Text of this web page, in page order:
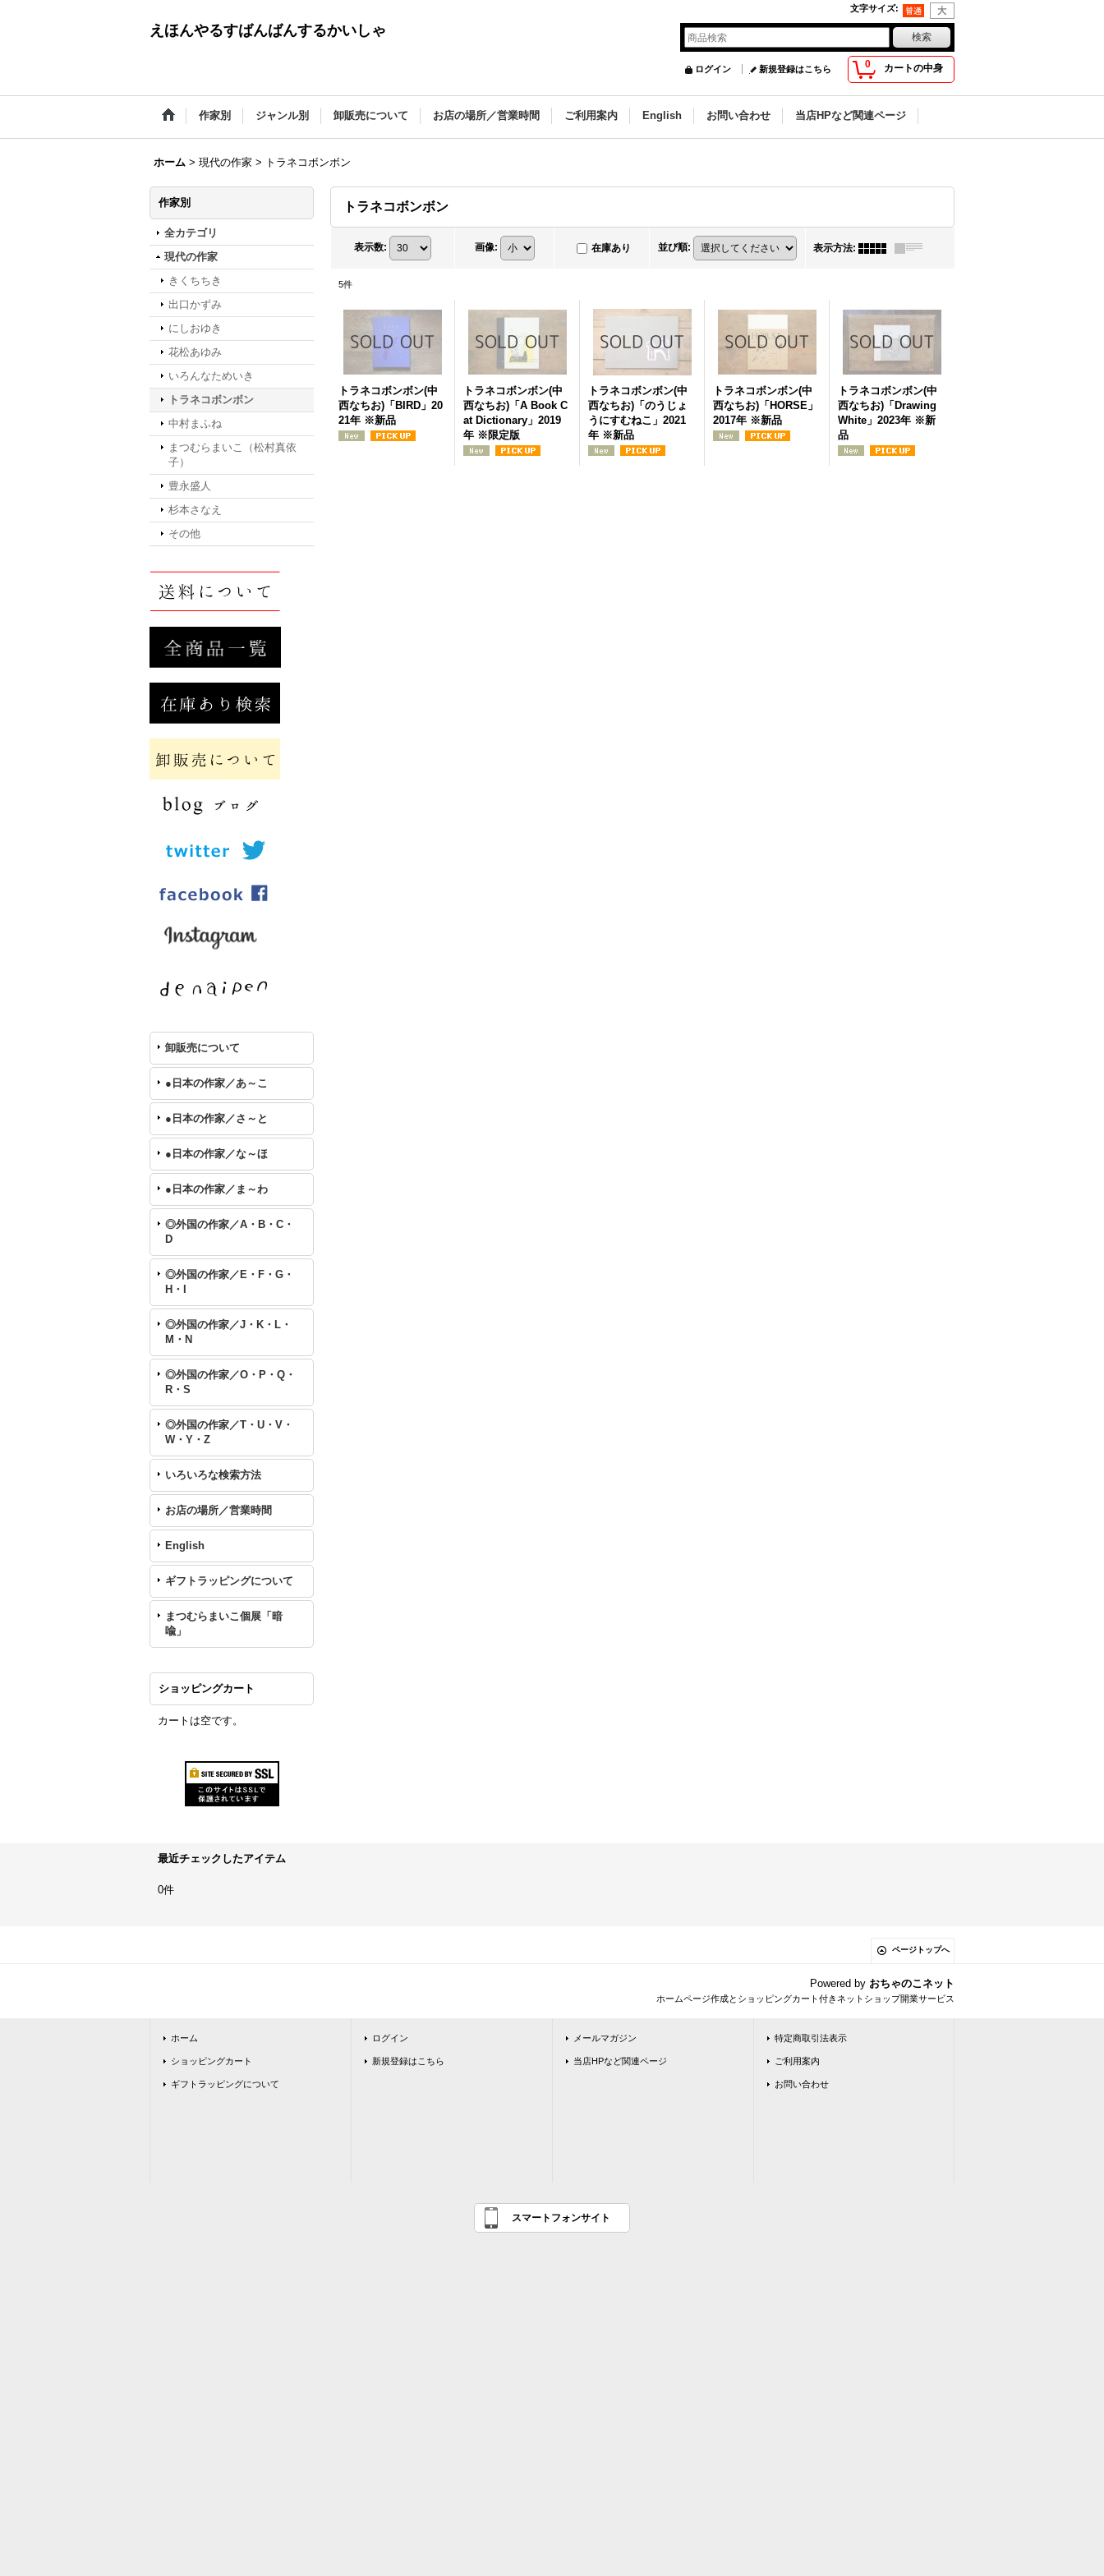
文字サイズ:
えほんやるすばんばんするかいしゃ
0 カートの中身
ログイン 新規登録はこちら
作家別 ジャンル別 卸販売について お店の場所／営業時間 ご利用案内 English お問い合わせ 当店HPなど関連ページ
ホーム > 現代の作家 > トラネコボンボン
作家別
全カテゴリ
現代の作家
きくちちき
出口かずみ
にしおゆき
花松あゆみ
いろんなためいき
トラネコボンボン
中村まふね
まつむらまいこ（松村真依
子）
豊永盛人
杉本さなえ
その他
卸販売について
●日本の作家／あ～こ
●日本の作家／さ～と
●日本の作家／な～ほ
●日本の作家／ま～わ
◎外国の作家／A・B・C・
D
◎外国の作家／E・F・G・
H・I
◎外国の作家／J・K・L・
M・N
◎外国の作家／O・P・Q・
R・S
◎外国の作家／T・U・V・
W・Y・Z
いろいろな検索方法
お店の場所／営業時間
English
ギフトラッピングについて
まつむらまいこ個展「暗
喩」
ショッピングカート
カートは空です。
トラネコボンボン
表示数: 画像: 在庫あり 並び順: 表示方法:
5件
トラネコボンボン(中
西なちお)「BIRD」20
21年 ※新品
トラネコボンボン(中
西なちお)「A Book C
at Dictionary」2019
年 ※限定版
トラネコボンボン(中
西なちお)「のうじょ
うにすむねこ」2021
年 ※新品
トラネコボンボン(中
西なちお)「HORSE」
2017年 ※新品
トラネコボンボン(中
西なちお)「Drawing
White」2023年 ※新
品
最近チェックしたアイテム
0件
ページトップへ
Powered by おちゃのこネット
ホームページ作成とショッピングカート付きネットショップ開業サービス
ホーム
ショッピングカート
ギフトラッピングについて
ログイン
新規登録はこちら
メールマガジン
当店HPなど関連ページ
特定商取引法表示
ご利用案内
お問い合わせ
スマートフォンサイト